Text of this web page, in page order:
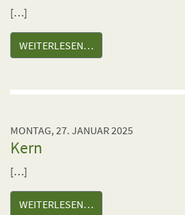
[…]
WEITERLESEN…
MONTAG, 27. JANUAR 2025
Kern
[…]
WEITERLESEN…